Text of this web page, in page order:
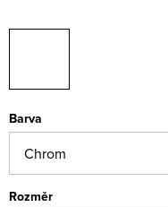
Barva
Rozměr